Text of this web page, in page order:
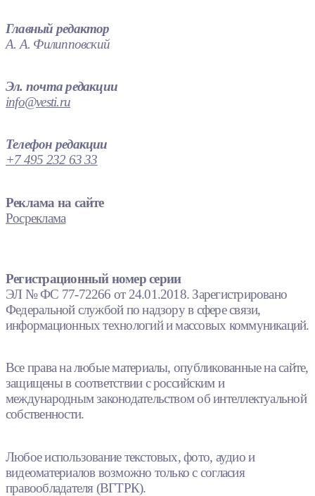
Главный редактор
А. А. Филипповский
Эл. почта редакции
info@vesti.ru
Телефон редакции
+7 495 232 63 33
Реклама на сайте
Росреклама
Регистрационный номер серии
ЭЛ № ФС 77-72266 от 24.01.2018. Зарегистрировано
Федеральной службой по надзору в сфере связи,
информационных технологий и массовых коммуникаций.
Все права на любые материалы, опубликованные на сайте,
защищены в соответствии с российским и
международным законодательством об интеллектуальной
собственности.
Любое использование текстовых, фото, аудио и
видеоматериалов возможно только с согласия
правообладателя (ВГТРК).